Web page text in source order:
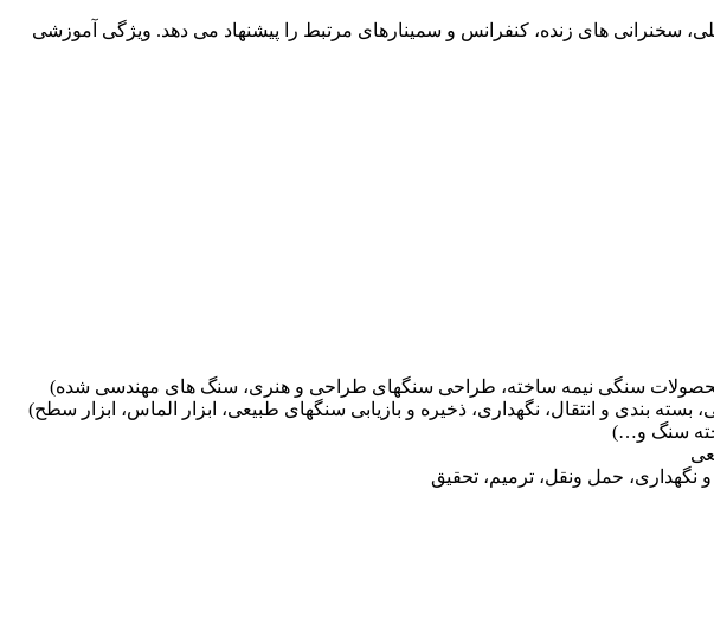
سخنرانی های زنده، کنفرانس و سمینارهای مرتبط را پیشنهاد می دهد. ویژگی آموزشی
سنگی نیمه ساخته، طراحی سنگهای طراحی و هنری، سنگ های مهندسی شده)
بندی و انتقال، نگهداری، ذخیره و بازیابی سنگهای طبیعی، ابزار الماس، ابزار سطح)
سنگ و…)
نگهداری، حمل ونقل، ترمیم، تحقیق